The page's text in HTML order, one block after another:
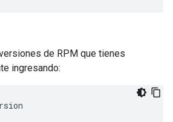
de RPM que tienes
ingresando: